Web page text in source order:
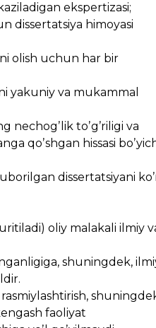
ekspertizasi;
dissertatsiya himoyasi
olish uchun har bir
yakuniy va mukammal
toʼgʼriligi va
qoʼshgan hissasi
dissertatsiyani
oliy malakali ilmiy
shuningdek,
faoliyat